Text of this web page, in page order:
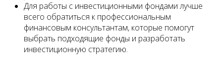
Для работы с инвестиционными фондами лучше
всего обратиться к профессиональным
финансовым консультантам, которые помогут
выбрать подходящие фонды и разработать
инвестиционную стратегию.